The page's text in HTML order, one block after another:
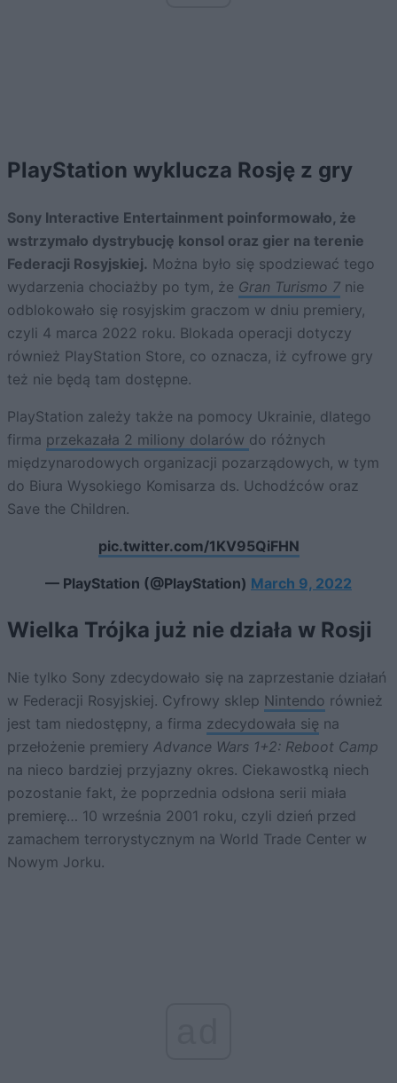
PlayStation wyklucza Rosję z gry
Sony Interactive Entertainment poinformowało, że
wstrzymało dystrybucję konsol oraz gier na terenie
Federacji Rosyjskiej. Można było się spodziewać tego
wydarzenia chociażby po tym, że Gran Turismo 7 nie
odblokowało się rosyjskim graczom w dniu premiery,
czyli 4 marca 2022 roku. Blokada operacji dotyczy
również PlayStation Store, co oznacza, iż cyfrowe gry
też nie będą tam dostępne.
PlayStation zależy także na pomocy Ukrainie, dlatego
firma przekazała 2 miliony dolarów do różnych
międzynarodowych organizacji pozarządowych, w tym
do Biura Wysokiego Komisarza ds. Uchodźców oraz
Save the Children.
pic.twitter.com/1KV95QiFHN
— PlayStation (@PlayStation) March 9, 2022
Wielka Trójka już nie działa w Rosji
Nie tylko Sony zdecydowało się na zaprzestanie działań
w Federacji Rosyjskiej. Cyfrowy sklep Nintendo również
jest tam niedostępny, a firma zdecydowała się na
przełożenie premiery Advance Wars 1+2: Reboot Camp
na nieco bardziej przyjazny okres. Ciekawostką niech
pozostanie fakt, że poprzednia odsłona serii miała
premierę… 10 września 2001 roku, czyli dzień przed
zamachem terrorystycznym na World Trade Center w
Nowym Jorku.